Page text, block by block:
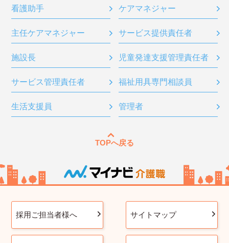
看護助手 ケアマネジャー
主任ケアマネジャー サービス提供責任者
施設長 児童発達支援管理責任者
サービス管理責任者 福祉用具専門相談員
生活支援員 管理者
TOPへ戻る
採用ご担当者様へ サイトマップ